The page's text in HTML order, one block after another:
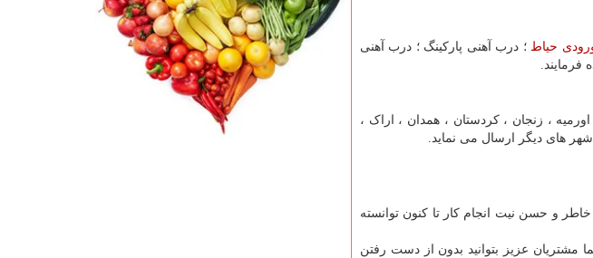
حیاط ؛ درب آهنی پارکینگ ؛ درب آهنی
فرمایند.
، زنجان ، کردستان ، همدان ، اراک ،
شهر های دیگر ارسال می نماید.
و حسن نیت انجام کار تا کنون توانسته
مشتریان عزیز بتوانید بدون از دست رفتن